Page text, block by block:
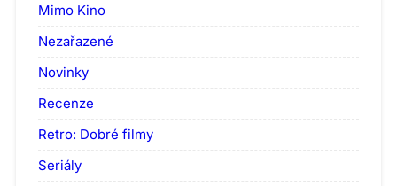
Mimo Kino
Nezařazené
Novinky
Recenze
Retro: Dobré filmy
Seriály